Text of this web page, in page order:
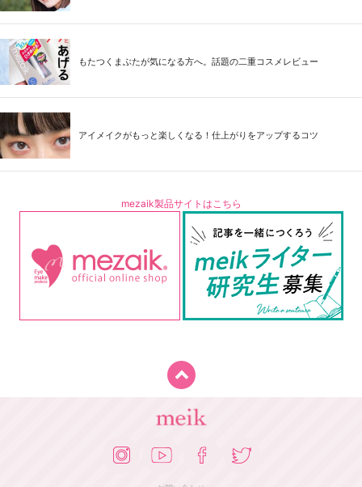
もたつくまぶたが気になる方へ。話題の二重コスメレビュー
アイメイクがもっと楽しくなる！仕上がりをアップするコツ
mezaik製品サイトはこちら